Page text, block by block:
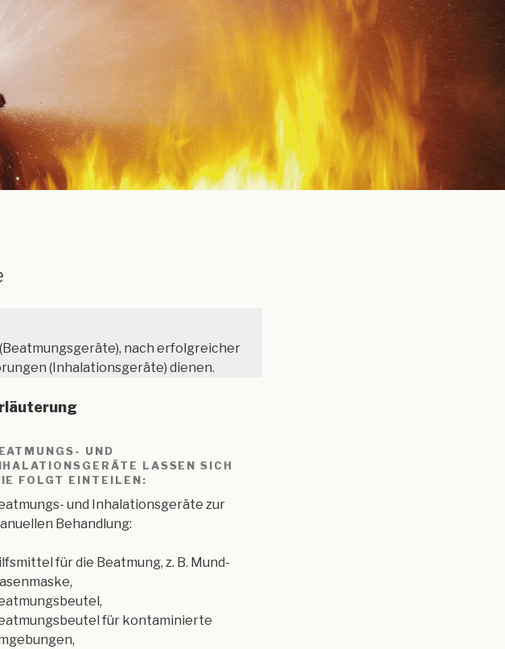
nach erfolgreicher
(Inhalationsgeräte) dienen.
UND
LASSEN SICH
FOLGT EINTEILEN:
und Inhalationsgeräte zur
Behandlung:
für die Beatmung, z. B. Mund-
für kontaminierte